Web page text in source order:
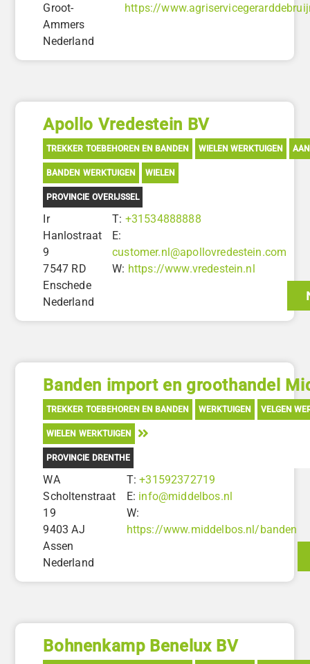
Groot-
Ammers
Nederland
https://
Apollo Vredestein BV
TREKKER TOEBEHOREN EN BANDEN WIELEN WERKTUIGEN
BANDEN WERKTUIGEN WIELEN
PROVINCIE OVERIJSSEL
Ir
Hanlostraat
9
7547 RD
Enschede
Nederland
T: +31534888888
E:
customer.nl@apollovredestein.com
W: https://www.vredestein.nl
Banden import en groothandel
TREKKER TOEBEHOREN EN BANDEN WERKTUIGEN VELGEN
WIELEN WERKTUIGEN
PROVINCIE DRENTHE
WA
Scholtenstraat
19
9403 AJ
Assen
Nederland
T:+31592372719
E: info@middelbos.nl
W:
https://www.middelbos.nl/banden
Bohnenkamp Benelux BV